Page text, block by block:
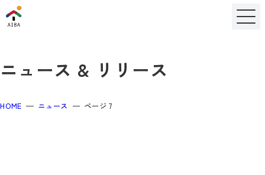
ニュース & リリース
HOME ニュース ページ 7